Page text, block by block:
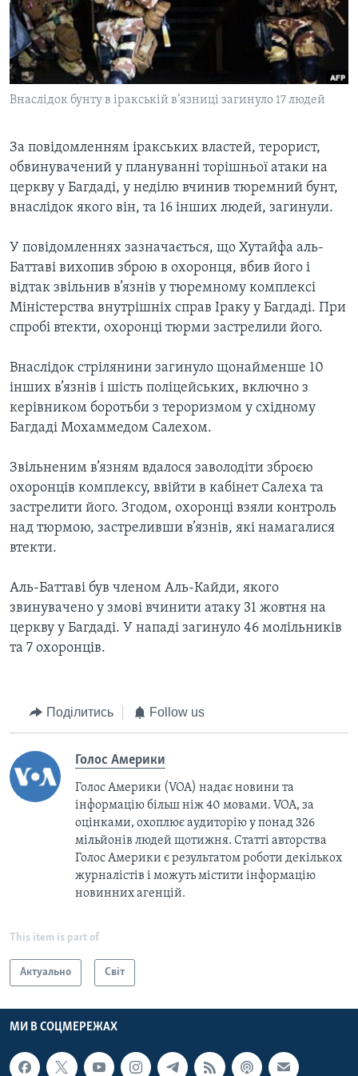
СУСПІЛЬСТВО
ЕКОНОМІКА
ІСТОРІЇ УСПІХУ УКРАЇНЦІВ
ТЕЛЕПРОГРАМИ
ЧАС-TIME
ВІКНО В АМЕРИКУ
ПРАЙМ-ТАЙМ
ПОГЛЯД З ВАШИНГТОНА
ENGLISH
Learning English
МИ В СОЦМЕРЕЖАХ
Внаслідок бунту в іракській в’язниці загинуло 17 людей
За повідомленням іракських властей, терорист,
обвинувачений у плануванні торішньої атаки на
церкву у Багдаді, у неділю вчинив тюремний бунт,
внаслідок якого він, та 16 інших людей, загинули.
У повідомленнях зазначається, що Хутайфа аль-
Баттаві вихопив зброю в охоронця, вбив його і
відтак звільнив в’язнів у тюремному комплексі
Міністерства внутрішніх справ Іраку у Багдаді. При
спробі втекти, охоронці тюрми застрелили його.
Внаслідок стрілянини загинуло щонайменше 10
інших в’язнів і шість поліцейських, включно з
керівником боротьби з тероризмом у східному
Багдаді Мохаммедом Салехом.
Звільненим в’язням вдалося заволодіти зброєю
охоронців комплексу, ввійти в кабінет Салеха та
застрелити його. Згодом, охоронці взяли контроль
над тюрмою, застреливши в’язнів, які намагалися
втекти.
Аль-Баттаві був членом Аль-Кайди, якого
звинувачено у змові вчинити атаку 31 жовтня на
церкву у Багдаді. У нападі загинуло 46 молільників
та 7 охоронців.
Поділитись Follow us
Голос Америки
Голос Америки (VOA) надає новини та
інформацію більш ніж 40 мовами. VOA, за
оцінками, охоплює аудиторію у понад 326
мільйонів людей щотижня. Статті авторства
Голос Америки є результатом роботи декількох
журналістів і можуть містити інформацію
новинних агенцій.
This item is part of
Актуально Світ
МИ В СОЦМЕРЕЖАХ